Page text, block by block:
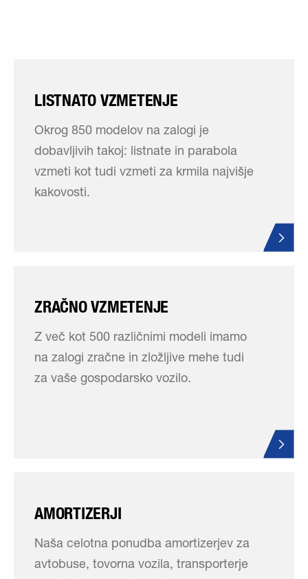
LISTNATO VZMETENJE
Okrog 850 modelov na zalogi je
dobavljivih takoj: listnate in parabola
vzmeti kot tudi vzmeti za krmila najvišje
kakovosti.
ZRAČNO VZMETENJE
Z več kot 500 različnimi modeli imamo
na zalogi zračne in zložljive mehe tudi
za vaše gospodarsko vozilo.
AMORTIZERJI
Naša celotna ponudba amortizerjev za
avtobuse, tovorna vozila, transporterje